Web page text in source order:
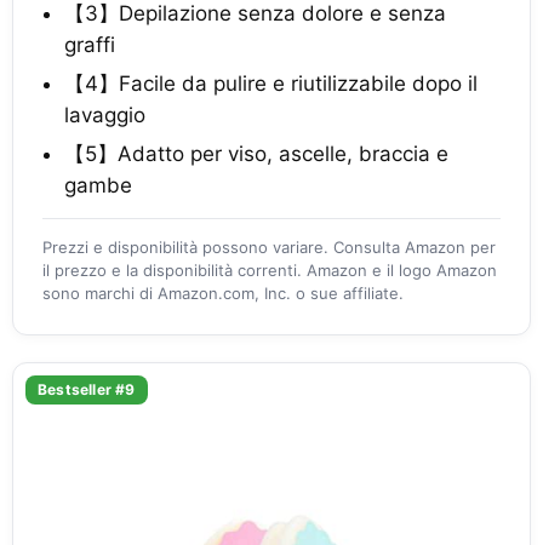
【3】Depilazione senza dolore e senza
graffi
【4】Facile da pulire e riutilizzabile dopo il
lavaggio
【5】Adatto per viso, ascelle, braccia e
gambe
Prezzi e disponibilità possono variare. Consulta Amazon per
il prezzo e la disponibilità correnti. Amazon e il logo Amazon
sono marchi di Amazon.com, Inc. o sue affiliate.
Bestseller #9